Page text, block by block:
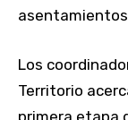
Los
Territorio
primera etapa